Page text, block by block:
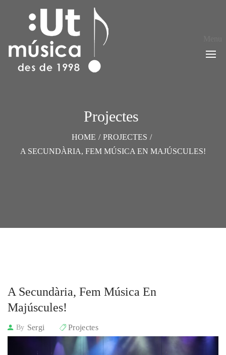
HOME / PROJECTES /
A SECUNDÀRIA, FEM MÚSICA EN MAJÚSCULES!
A Secundària, Fem Música En
Majúscules!
By Sergi Projectes